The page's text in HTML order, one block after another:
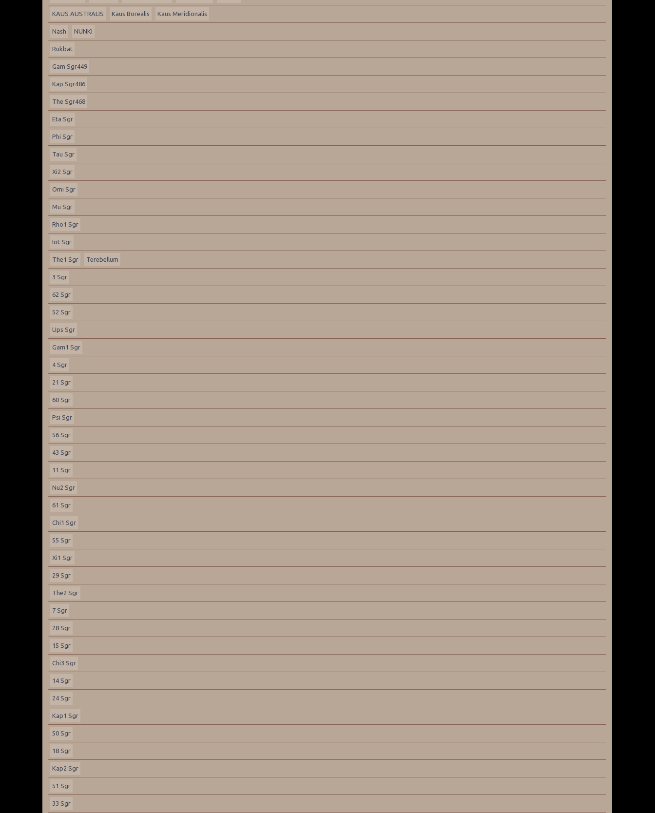
KAUS AUSTRALIS Kaus Borealis Kaus Meridionalis
Nash NUNKI
Rukbat
Gam Sgr449
Kap Sgr486
The Sgr468
Eta Sgr
Phi Sgr
Tau Sgr
Xi2 Sgr
Omi Sgr
Mu Sgr
Rho1 Sgr
Iot Sgr
The1 Sgr Terebellum
3 Sgr
62 Sgr
52 Sgr
Ups Sgr
Gam1 Sgr
4 Sgr
21 Sgr
60 Sgr
Psi Sgr
56 Sgr
43 Sgr
11 Sgr
Nu2 Sgr
61 Sgr
Chi1 Sgr
55 Sgr
Xi1 Sgr
29 Sgr
The2 Sgr
7 Sgr
28 Sgr
15 Sgr
Chi3 Sgr
14 Sgr
24 Sgr
Kap1 Sgr
50 Sgr
18 Sgr
Kap2 Sgr
51 Sgr
33 Sgr